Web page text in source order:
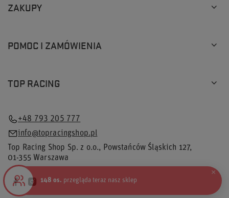
ZAKUPY
POMOC I ZAMÓWIENIA
TOP RACING
+48 793 205 777
info@topracingshop.pl
Top Racing Shop Sp. z o.o., Powstańców Śląskich 127,
01-355Warszawa
148 os. przegląda teraz nasz sklep
×